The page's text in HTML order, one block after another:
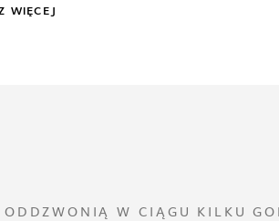
WIĘCEJ
W CIĄGU KILKU